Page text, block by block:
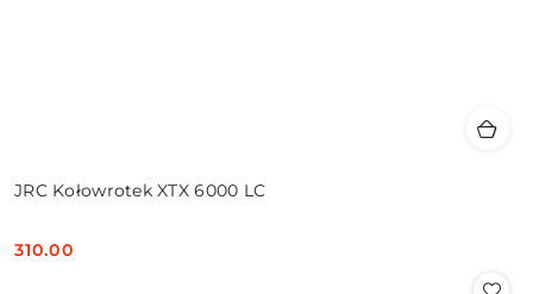
JRC Kołowrotek XTX 6000 LC
Cena:
310.00